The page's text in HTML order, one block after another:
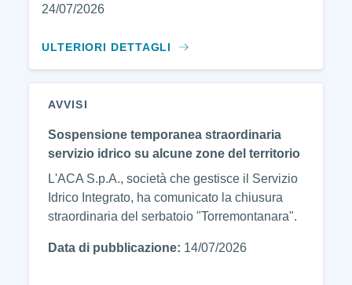
24/07/2026
ULTERIORI DETTAGLI
AVVISI
Sospensione temporanea straordinaria
servizio idrico su alcune zone del territorio
L'ACA S.p.A., società che gestisce il Servizio
Idrico Integrato, ha comunicato la chiusura
straordinaria del serbatoio "Torremontanara".
Data di pubblicazione: 14/07/2026